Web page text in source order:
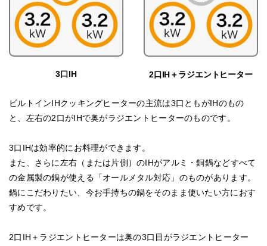
3口IH 2口IH＋ラジエントヒーター
ビルトインIHクッキングヒーターの主流は3口ともがIHのもの
と、左右の2口がIHで奥がラジエントヒーターのものです。
3口IHは効率的にお料理ができます。
また、さらに左右（または片側）のIHがアルミ・銅鍋などすべて
の金属製の鍋が使える「オールメタル対応」のものがあります。
鍋にこだわりたい、今お手持ちの鍋をそのまま使いたい方におす
すめです。
2口IH＋ラジエントヒーターは奥の3口目がラジエントヒーター